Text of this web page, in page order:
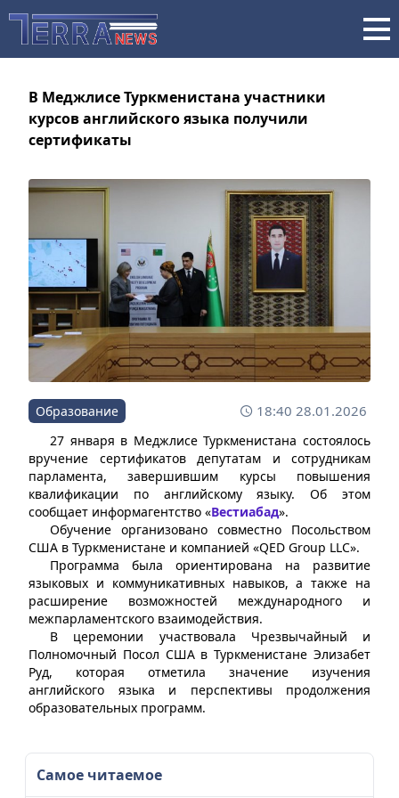
В Меджлисе Туркменистана участники
курсов английского языка получили
сертификаты
Образование 18:40 28.01.2026
27 января в Меджлисе Туркменистана состоялось
вручение сертификатов депутатам и сотрудникам
парламента, завершившим курсы повышения
квалификации по английскому языку. Об этом
сообщает информагентство «Вестиабад».
Обучение организовано совместно Посольством
США в Туркменистане и компанией «QED Group LLC».
Программа была ориентирована на развитие
языковых и коммуникативных навыков, а также на
расширение возможностей международного и
межпарламентского взаимодействия.
В церемонии участвовала Чрезвычайный и
Полномочный Посол США в Туркменистане Элизабет
Руд, которая отметила значение изучения
английского языка и перспективы продолжения
образовательных программ.
Самое читаемое